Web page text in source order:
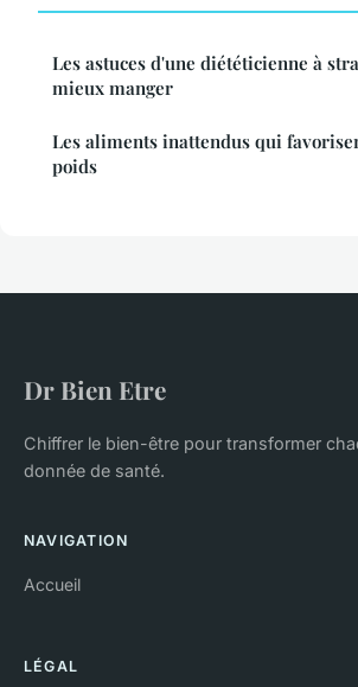
Les astuces d'une diététicienne à
mieux manger
Les aliments inattendus qui
poids
Dr Bien Etre
Chiffrer le bien-être pour transformer
donnée de santé.
NAVIGATION
Accueil
LÉGAL